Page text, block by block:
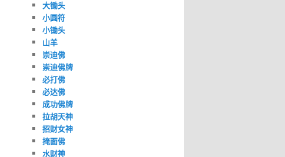
大锄头
小圆符
小锄头
山羊
崇迪佛
崇迪佛牌
必打佛
必达佛
成功佛牌
拉胡天神
招财女神
掩面佛
水财神